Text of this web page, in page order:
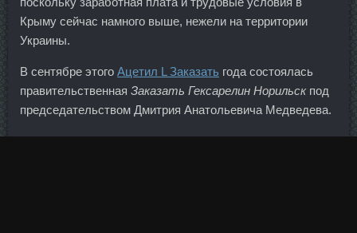
Крыму сейчас намного выше, нежели на территории
Украины.
В сентябре этого Ацетил L Заказать года состоялась
правительственная Заказать Гексарелин Норильскпод
председательством Дмитрия Анатольевича Медведева.
Курс туринабол пропионат цена Майкоп - Треноджед в